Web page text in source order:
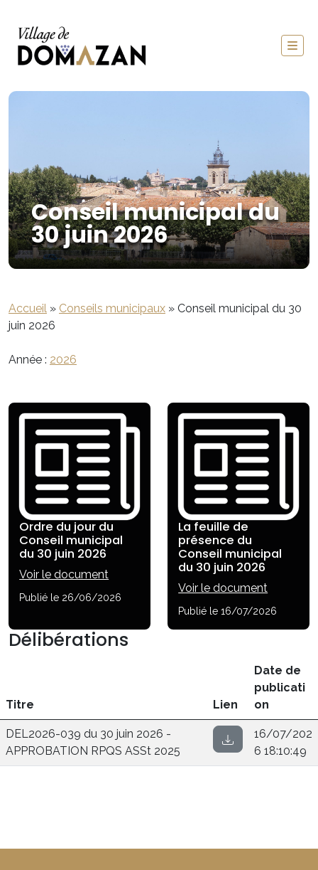
Conseil municipal du
30 juin 2026
Accueil » Conseils municipaux » Conseil municipal du 30
juin 2026
Année : 2026
Ordre du jour du
Conseil municipal
du 30 juin 2026
Voir le document
Publié le 26/06/2026
La feuille de
présence du
Conseil municipal
du 30 juin 2026
Voir le document
Publié le 16/07/2026
Délibérations
Titre Lien
Date de
publicati
on
DEL2026-039 du 30 juin 2026 -
APPROBATION RPQS ASSt 2025
16/07/202
6 18:10:49